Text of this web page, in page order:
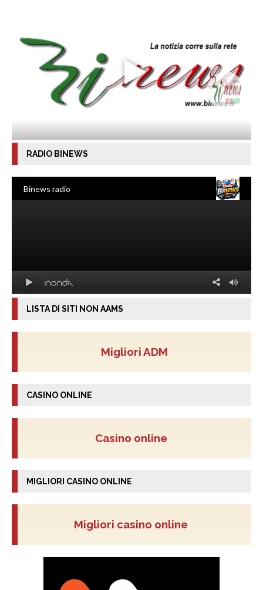
RADIO BINEWS
LISTA DI SITI NON AAMS
Migliori ADM
CASINO ONLINE
Casino online
MIGLIORI CASINO ONLINE
Migliori casino online